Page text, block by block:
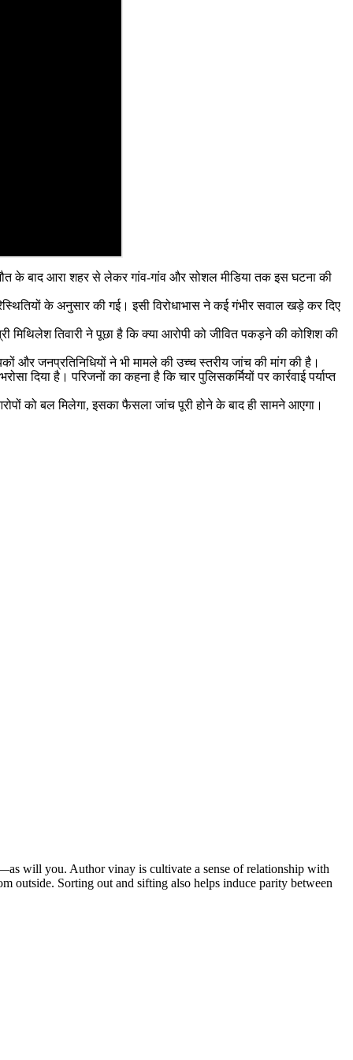
के बाद आरा शहर से लेकर गांव-गांव और सोशल मीडिया तक इस घटना की
के अनुसार की गई। इसी विरोधाभास ने कई गंभीर सवाल खड़े कर दिए
मिथिलेश तिवारी ने पूछा है कि क्या आरोपी को जीवित पकड़ने की कोशिश की
और जनप्रतिनिधियों ने भी मामले की उच्च स्तरीय जांच की मांग की है।
दिया है। परिजनों का कहना है कि चार पुलिसकर्मियों पर कार्रवाई पर्याप्त
को बल मिलेगा, इसका फैसला जांच पूरी होने के बाद ही सामने आएगा।
will you. Author vinay is cultivate a sense of relationship with
outside. Sorting out and sifting also helps induce parity between